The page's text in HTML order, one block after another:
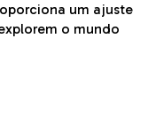
um ajuste
o mundo